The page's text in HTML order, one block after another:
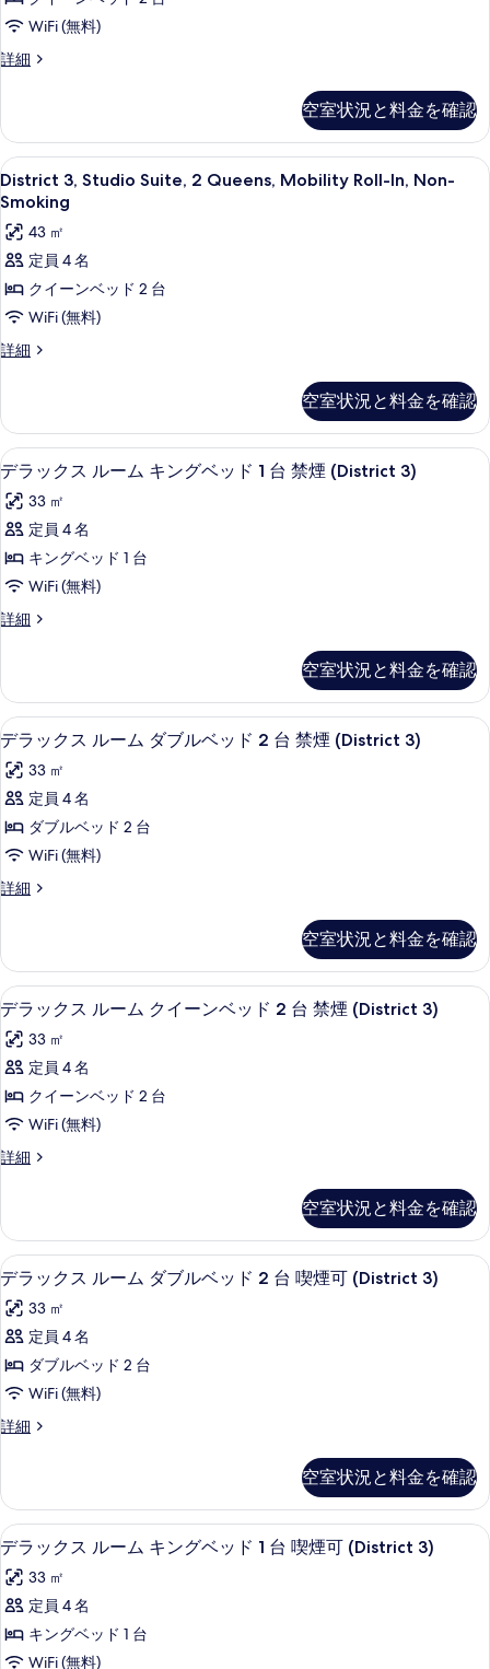
を
表
る
台
車
椅
で
利
用
可
能
な
シ
ャ
ワ
煙
(District
3)
の
す
べ
て
の
真
を
表
示
す
る
ド
台
で
利
用
可
能
な
シ
ャ
ワ
ー
禁
煙
の
詳
細
ル
ー
イ
ー
ン
ベ
ッ
ド
2
台
禁
(District
3
Dlx
Poolside
Cabana)
の
す
べ
て
写
真
を
表
示
す
る
WiFi (無料)
詳細
デ
ス
ル
ー
ム
イ
ー
ベ
ッ
2
(District
3
Dlx
Poolside
Cabana)
の
詳
細
空室状況と料金を確認
District
3,
Studio
Suite,
2
Queens,
Mobility
Roll-
Smoking
の
す
べ
て
の
写
真
示
す
る
羽毛の掛け布団、ピロートップベッ
6
District 3, Studio Suite, 2 Queens, Mobility Roll-In, Non-
Smoking
43 ㎡
定員 4 名
クイーンベッド 2 台
WiFi (無料)
詳細
District
2
Queens,
Mobility
In,
Non-
の
詳
空室状況と料金を確認
デ
ラ
ッ
ク
ス
ー
キ
ン
グ
ベ
ッ
ド
1
台
(District
3)
の
す
べ
て
の
写
表
示
す
る
羽毛の掛け布団、ピロートップベッ
7
デラックス ルーム キングベッド 1 台 禁煙 (District 3)
33 ㎡
定員 4 名
キングベッド 1 台
WiFi (無料)
詳細
デ
ス
ル
ー
キ
ン
ベ
ッ
1
(District
3)
の
詳
細
空室状況と料金を確認
デ
ラ
ッ
ク
ス
ー
ダ
ブ
ル
ベ
ッ
ド
2
台
(District
3)
の
す
べ
て
の
写
表
示
す
る
羽毛の掛け布団、ピロートップベッ
7
デラックス ルーム ダブルベッド 2 台 禁煙 (District 3)
33 ㎡
定員 4 名
ダブルベッド 2 台
WiFi (無料)
詳細
デ
ス
ル
ー
ダ
ブ
ベ
ッ
2
(District
3)
の
詳
細
空室状況と料金を確認
デ
ラ
ッ
ク
ス
ー
ク
イ
ー
ン
ベ
ッ
ド
2
煙
(District
3)
の
す
べ
羽毛の掛け布団、ピロートップベッ
5
デラックス ルーム クイーンベッド 2 台 禁煙 (District 3)
33 ㎡
定員 4 名
クイーンベッド 2 台
WiFi (無料)
詳細
デ
ス
ル
ー
ク
イ
ン
ベ
ド
煙
(District
3)
の
詳
細
空室状況と料金を確認
デ
ラ
ッ
ク
ス
ー
ダ
ブ
ル
ベ
ッ
ド
羽毛の掛け布団、ピロートップベッ
5
デラックス ルーム ダブルベッド 2 台 喫煙可 (District 3)
33 ㎡
定員 4 名
ダブルベッド 2 台
WiFi (無料)
詳細
デ
ス
ル
ー
ダ
ブ
ベ
ッ
空室状況と料金を確認
デ
ラ
ッ
ク
ス
羽毛の掛け布団、ピロートップベッ
7
デラックス ルーム キングベッド 1 台 喫煙可 (District 3)
33 ㎡
定員 4 名
キングベッド 1 台
WiFi (無料)